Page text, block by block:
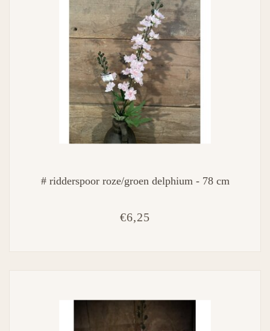
# ridderspoor roze/groen delphium - 78 cm
€6,25